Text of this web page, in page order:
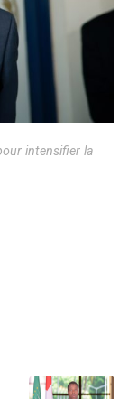
intensifier la